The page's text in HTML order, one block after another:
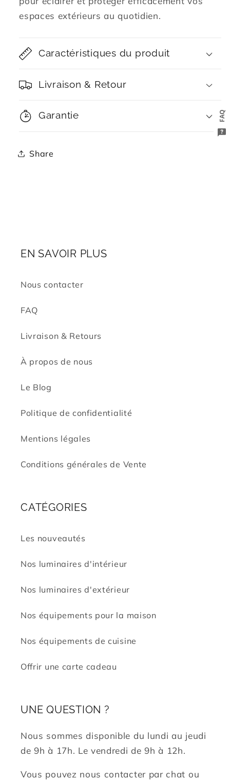
espaces extérieurs au quotidien.
Caractéristiques du produit
Livraison & Retour
Garantie
Share
EN SAVOIR PLUS
Nous contacter
FAQ
Livraison & Retours
À propos de nous
Le Blog
Politique de confidentialité
Mentions légales
Conditions générales de Vente
CATÉGORIES
Les nouveautés
Nos luminaires d'intérieur
Nos luminaires d'extérieur
Nos équipements pour la maison
Nos équipements de cuisine
Offrir une carte cadeau
UNE QUESTION ?
Nous sommes disponible du lundi au jeudi
de 9h à 17h. Le vendredi de 9h à 12h.
Vous pouvez nous contacter par chat ou
FAQ